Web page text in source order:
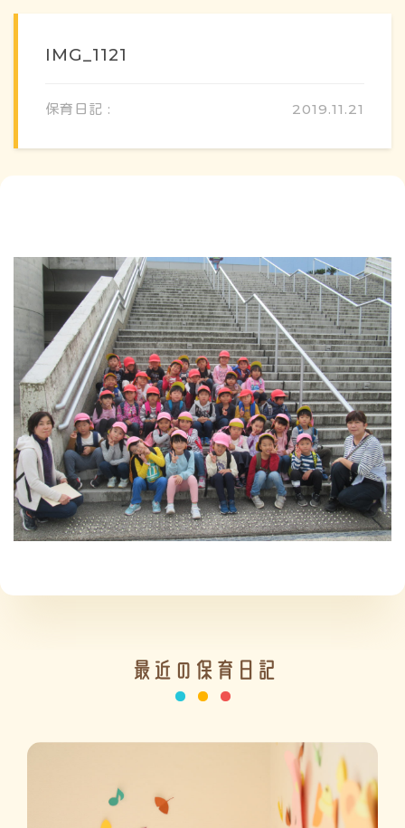
IMG_1121
保育日記 : 2019.11.21
最近の保育日記
方針・カリキュラム
1日のスケジュール
年間行事
施設の紹介
情報公開